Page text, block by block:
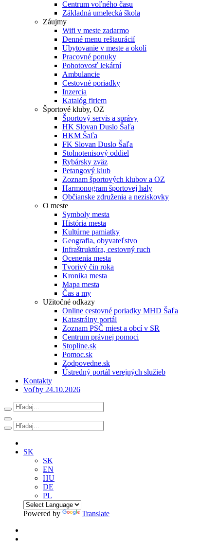
Centrum voľného času
Základná umelecká škola
Záujmy
Wifi v meste zadarmo
Denné menu reštaurácií
Ubytovanie v meste a okolí
Pracovné ponuky
Pohotovosť lekární
Ambulancie
Cestovné poriadky
Inzercia
Katalóg firiem
Športové kluby, OZ
Športový servis a správy
HK Slovan Duslo Šaľa
HKM Šaľa
FK Slovan Duslo Šaľa
Stolnotenisový oddiel
Rybársky zväz
Petangový klub
Zoznam športových klubov a OZ
Harmonogram športovej haly
Občianske združenia a neziskovky
O meste
Symboly mesta
História mesta
Kultúrne pamiatky
Geografia, obyvateľstvo
Infraštruktúra, cestovný ruch
Ocenenia mesta
Tvorivý čin roka
Kronika mesta
Mapa mesta
Čas a my
Užitočné odkazy
Online cestovné poriadky MHD Šaľa
Katastrálny portál
Zoznam PSČ miest a obcí v SR
Centrum právnej pomoci
Stopline.sk
Pomoc.sk
Zodpovedne.sk
Ústredný portál verejných služieb
Kontakty
Voľby 24.10.2026
SK
SK
EN
HU
DE
PL
Powered by Translate